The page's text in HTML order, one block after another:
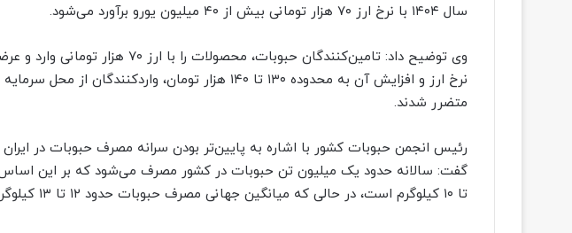
سال ۱۴۰۴ با نرخ ارز ۷۰ هزار تومانی بیش از ۴۰ میلیون یورو برآورد می‌شود.
وی توضیح داد: تامین‌کنندگان حبوبات،
متضرر شدند.
رئیس انجمن حبوبات کشور با اشاره به پایین‌تر بودن سرانه مصرف حبوبات در
تا ۱۰ کیلوگرم است، در حالی که میانگین جهانی مصرف حبوبات حدود ۱۲ تا ۱۳ کیلوگرم اعلام می‌شود.